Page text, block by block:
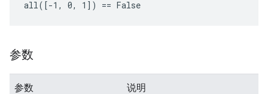
all([-1, 0, 1]) == False
参数
参数 说明